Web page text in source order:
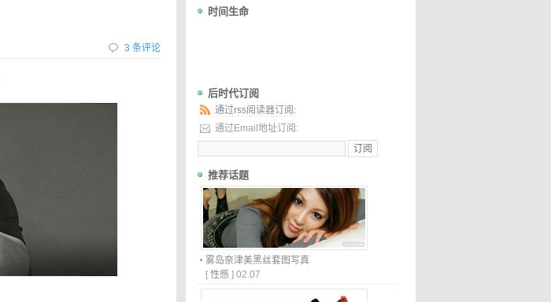
3 条评论
时间生命
后时代订阅
通过rss阅读器订阅:
通过Email地址订阅:
推荐话题
雾岛奈津美黑丝套图写真
[ 性感 ] 02.07